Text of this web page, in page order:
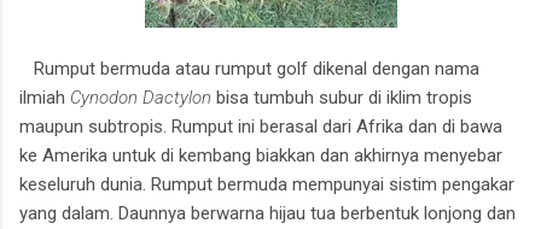
Rumput bermuda atau rumput golf dikenal dengan nama
ilmiah Cynodon Dactylon bisa tumbuh subur di iklim tropis
maupun subtropis. Rumput ini berasal dari Afrika dan di bawa
ke Amerika untuk di kembang biakkan dan akhirnya menyebar
keseluruh dunia. Rumput bermuda mempunyai sistim pengakar
yang dalam. Daunnya berwarna hijau tua berbentuk lonjong dan